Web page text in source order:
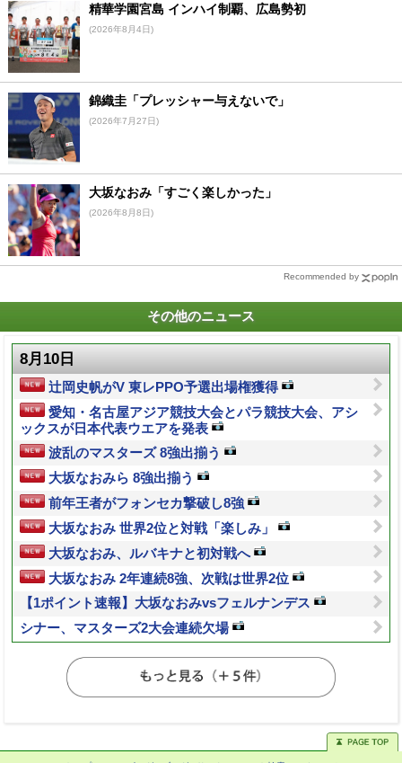
精華学園宮島 インハイ制覇、広島勢初
(2026年8月4日)
錦織圭「プレッシャー与えないで」
(2026年7月27日)
大坂なおみ「すごく楽しかった」
(2026年8月8日)
Recommended by
その他のニュース
8月10日
辻岡史帆がV 東レPPO予選出場権獲得
愛知・名古屋アジア競技大会とパラ競技大会、アシ
ックスが日本代表ウエアを発表
波乱のマスターズ 8強出揃う
大坂なおみら 8強出揃う
前年王者がフォンセカ撃破し8強
大坂なおみ 世界2位と対戦「楽しみ」
大坂なおみ、ルバキナと初対戦へ
大坂なおみ 2年連続8強、次戦は世界2位
【1ポイント速報】大坂なおみvsフェルナンデス
シナー、マスターズ2大会連続欠場